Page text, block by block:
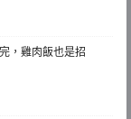
，雞肉飯也是招